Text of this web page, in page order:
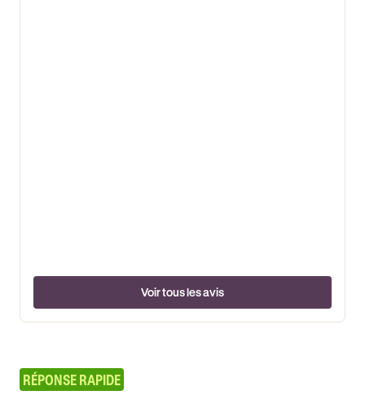
Voir tous les avis
RÉPONSE RAPIDE